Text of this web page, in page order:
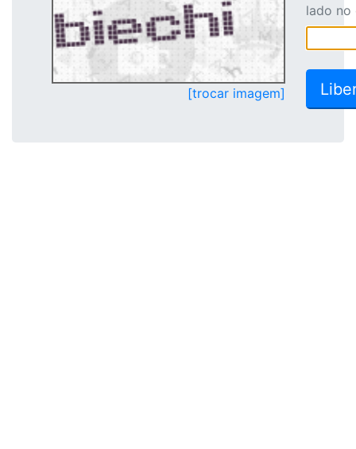
[trocar imagem]
lado no